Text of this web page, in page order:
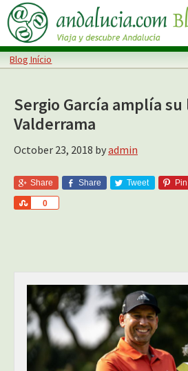
Skip
to
main
content
Skip
to
primary
sidebar
Blog Início
Sergio García amplía
Valderrama
October 23, 2018 byadmin
Share Share Tweet Pin
0